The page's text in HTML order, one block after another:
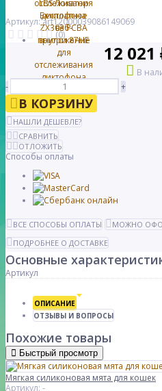
Артикул: art12000039086149069
(0)
12 021
В
-
+
В КОРЗИНУ
НАШЛИ ДЕШЕВЛЕ?
СРАВНИТЬ
ОТЛОЖИТЬ
Способы оплаты
ВСЕ СПОСОБЫ ОПЛАТЫ
МОЖНО
ПОДРОБНЕЕ О ДОСТАВКЕ
Основные
Артикул
ОПИСАНИЕ
ОТЗЫВЫ И ВОПРОСЫ
Похожие товары
Быстрый просмотр
Мягкая силиконовая мята для кошек
Артикул: -